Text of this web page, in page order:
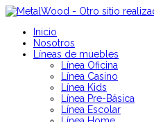
Inicio
Nosotros
Líneas de muebles
Línea Oficina
Línea Casino
Línea Kids
Línea Pre-Básica
Línea Escolar